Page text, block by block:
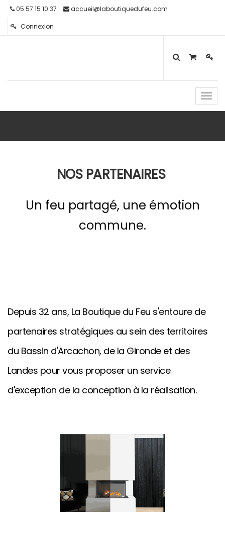
05 57 15 10 37 accueil@laboutiquedufeu.com
Connexion
NOS PARTENAIRES
Un feu partagé, une émotion
commune.
Depuis 32 ans, La Boutique du Feu s'entoure de
partenaires stratégiques au sein des territoires
du Bassin d'Arcachon, de la Gironde et des
Landes pour vous proposer un service
d'exception de la conception à la réalisation.